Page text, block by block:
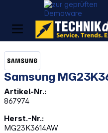
Samsung
Artikel-Nr.:
867974
Herst.-Nr.:
MG23K3614AW